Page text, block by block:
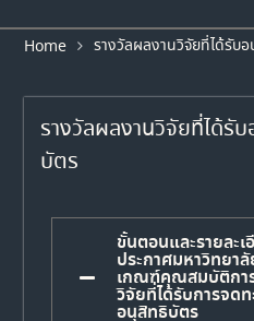
Home รางวัลผลงานวิจัยที่ได้รับ
รางวัลผลงานวิจัยที่ได้รั
บัตร
ขั้นตอนและรายละเ
ประกาศมหาวิทยา
เกณฑ์คุณสมบัติกา
วิจัยที่ได้รับการจด
อนุสิทธิบัตร